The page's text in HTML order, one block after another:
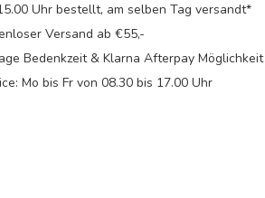
Uhr bestellt, am selben Tag versandt*
Versand ab €55,-
Bedenkzeit & Klarna Afterpay Möglichkeit
Mo bis Fr von 08.30 bis 17.00 Uhr